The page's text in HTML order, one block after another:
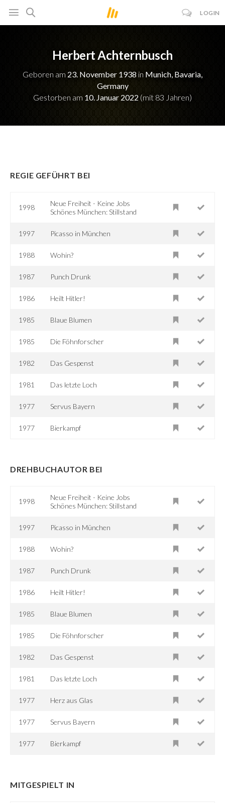
LOGIN
Herbert Achternbusch
Geboren am 23. November 1938 in Munich, Bavaria,
Germany
Gestorben am 10. Januar 2022 (mit 83 Jahren)
REGIE GEFÜHRT BEI
1998
Neue Freiheit - Keine Jobs
Schönes München: Stillstand
1997 Picasso in München
1988 Wohin?
1987 Punch Drunk
1986 Heilt Hitler!
1985 Blaue Blumen
1985 Die Föhnforscher
1982 Das Gespenst
1981 Das letzte Loch
1977 Servus Bayern
1977 Bierkampf
DREHBUCHAUTOR BEI
1998
Neue Freiheit - Keine Jobs
Schönes München: Stillstand
1997 Picasso in München
1988 Wohin?
1987 Punch Drunk
1986 Heilt Hitler!
1985 Blaue Blumen
1985 Die Föhnforscher
1982 Das Gespenst
1981 Das letzte Loch
1977 Herz aus Glas
1977 Servus Bayern
1977 Bierkampf
MITGESPIELT IN